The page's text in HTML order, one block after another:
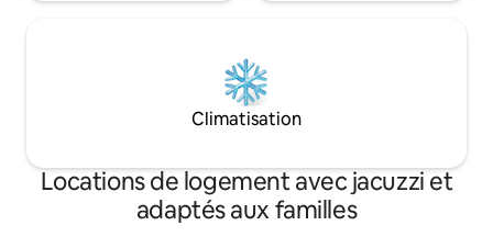
Climatisation
Locations de logement avec jacuzzi et
adaptés aux familles